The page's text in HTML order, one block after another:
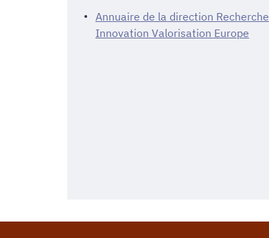
Annuaire de la direction Recherche
Innovation Valorisation Europe